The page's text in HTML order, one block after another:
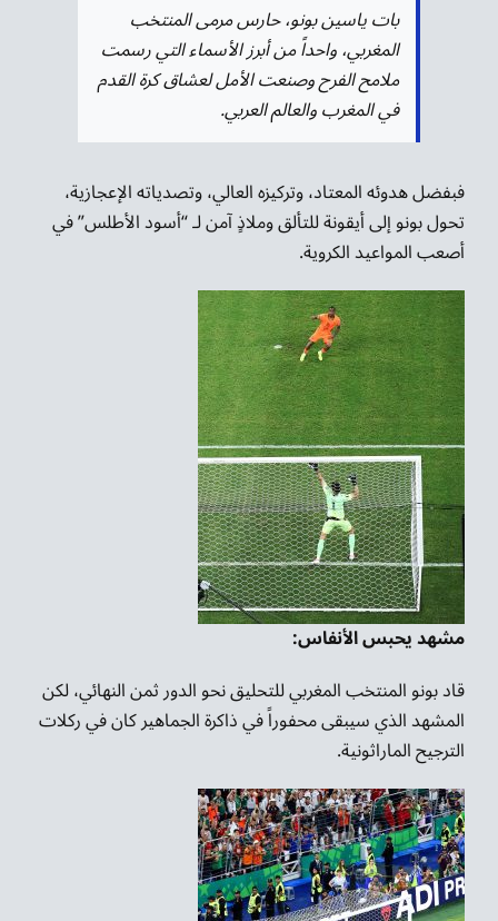
بات ياسين بونو، حارس مرمى المنتخب
المغربي، واحداً من أبرز الأسماء التي رسمت
ملامح الفرح وصنعت الأمل لعشاق كرة القدم
في المغرب والعالم العربي.
فبفضل هدوئه المعتاد، وتركيزه العالي، وتصدياته الإعجازية،
تحول بونو إلى أيقونة للتألق وملاذٍ آمن لـ “أسود الأطلس” في
أصعب المواعيد الكروية.
مشهد يحبس الأنفاس:
قاد بونو المنتخب المغربي للتحليق نحو الدور ثمن النهائي، لكن
المشهد الذي سيبقى محفوراً في ذاكرة الجماهير كان في ركلات
الترجيح الماراثونية.